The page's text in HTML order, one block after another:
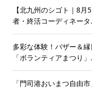
【北九州のシゴト｜8
者・終活コーディネータ
多彩な体験！バザー＆
「ボランティアまつり
「門司港おいまつ自由